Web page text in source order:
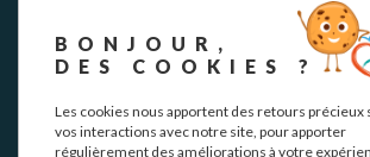
Stay up to date with our news and special
BONJOUR,
DES COOKIES ?
Les cookies nous apportent des retours précieux
vos interactions avec notre site, pour apporter
régulièrement des améliorations à votre